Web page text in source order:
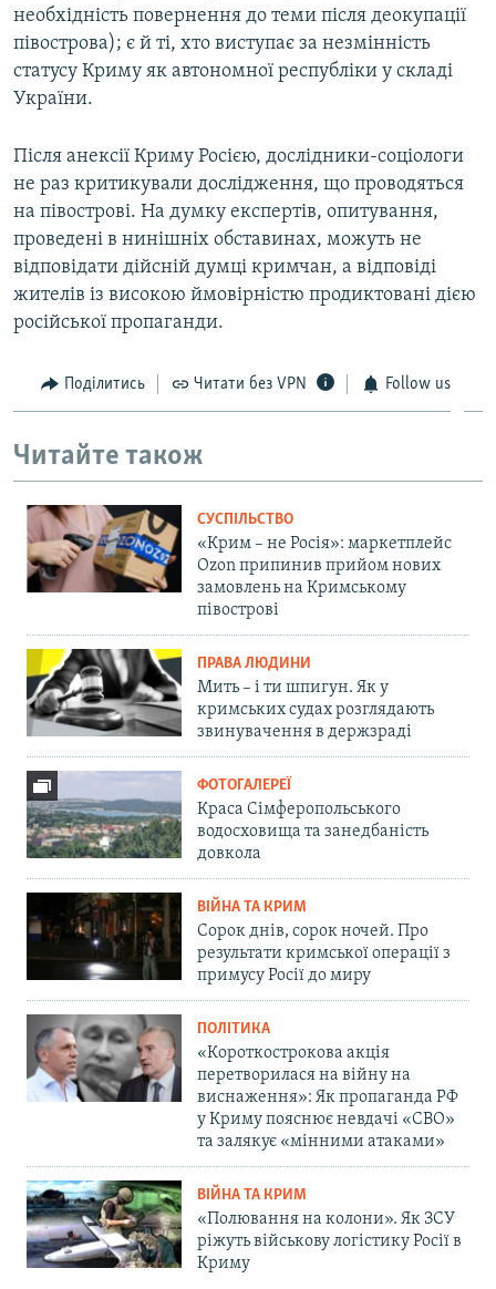
необхідність повернення до теми після деокупації
півострова); є й ті, хто виступає за незмінність
статусу Криму як автономної республіки у складі
України.
Після анексії Криму Росією, дослідники-соціологи
не раз критикували дослідження, що проводяться
на півострові. На думку експертів, опитування,
проведені в нинішніх обставинах, можуть не
відповідати дійсній думці кримчан, а відповіді
жителів із високою ймовірністю продиктовані дією
російської пропаганди.
Поділитись Читати без VPN Follow us
Читайте також
СУСПІЛЬСТВО
«Крим – не Росія»: маркетплейс
Ozon припинив прийом нових
замовлень на Кримському
півострові
ПРАВА ЛЮДИНИ
Мить – і ти шпигун. Як у
кримських судах розглядають
звинувачення в держзраді
ФОТОГАЛЕРЕЇ
Краса Сімферопольського
водосховища та занедбаність
довкола
ВІЙНА ТА КРИМ
Сорок днів, сорок ночей. Про
результати кримської операції з
примусу Росії до миру
ПОЛІТИКА
«Короткострокова акція
перетворилася на війну на
виснаження»: Як пропаганда РФ
у Криму пояснює невдачі «СВО»
та залякує «мінними атаками»
ВІЙНА ТА КРИМ
«Полювання на колони». Як ЗСУ
ріжуть військову логістику Росії в
Криму